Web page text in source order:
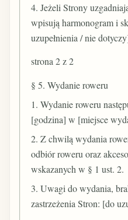
4. Jeżeli Strony
wpisują harmonogram i
uzupełnienia / nie
strona 2 z 2
§ 5. Wydanie roweru
1. Wydanie roweru
[godzina] w [miejsce
2. Z chwilą wydania
odbiór roweru oraz
wskazanych w § 1 ust. 2.
3. Uwagi do wydania,
zastrzeżenia Stron: [do